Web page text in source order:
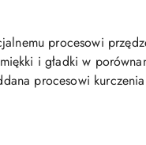
procesowi
i gładki w
procesowi